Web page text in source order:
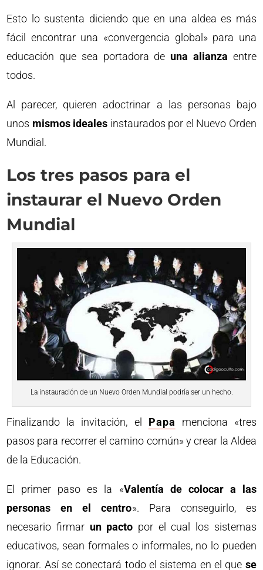
Esto lo sustenta diciendo que en una aldea es más
fácil encontrar una «convergencia global» para una
educación que sea portadora de una alianza entre
todos.
Al parecer, quieren adoctrinar a las personas bajo
unos mismos ideales instaurados por el Nuevo Orden
Mundial.
Los tres pasos para el
instaurar el Nuevo Orden
Mundial
La instauración de un Nuevo Orden Mundial podría ser un hecho.
Finalizando la invitación, el Papa menciona «tres
pasos para recorrer el camino común» y crear la Aldea
de la Educación.
El primer paso es la «Valentía de colocar a las
personas en el centro». Para conseguirlo, es
necesario firmar un pacto por el cual los sistemas
educativos, sean formales o informales, no lo pueden
ignorar. Así se conectará todo el sistema en el que se